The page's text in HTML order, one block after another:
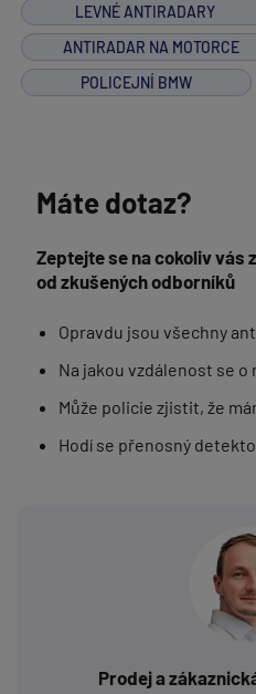
LEVNÉ ANTIRADARY
ANTIRADAR NA MOTORCE
POLICEJNÍ BMW
Máte dotaz?
Zeptejte se na cokoliv vás
od zkušených odborníků
Opravdu jsou všechny
Na jakou vzdálenost se o
Může policie zjistit, že
Hodí se přenosný
Prodej a